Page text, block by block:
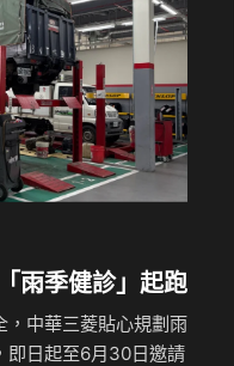
雨季健診」起跑
，中華三菱貼心規劃雨
即日起至6月30日邀請